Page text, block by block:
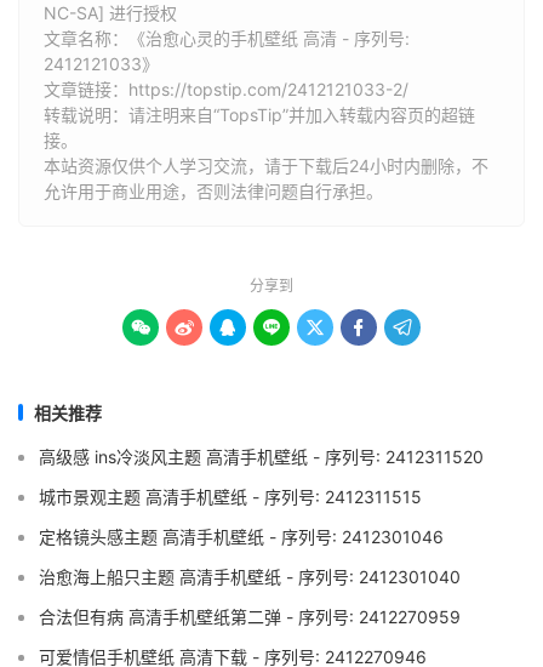
NC-SA] 进行授权
文章名称：《治愈心灵的手机壁纸 高清 - 序列号:
2412121033》
文章链接： https://topstip.com/2412121033-2/
转载说明：请注明来自“TopsTip”并加入转载内容页的超链
接。
本站资源仅供个人学习交流，请于下载后24小时内删除，不
允许用于商业用途，否则法律问题自行承担。
分享到
      
相关推荐
高级感 ins冷淡风主题 高清手机壁纸 - 序列号: 2412311520
城市景观主题 高清手机壁纸 - 序列号: 2412311515
定格镜头感主题 高清手机壁纸 - 序列号: 2412301046
治愈海上船只主题 高清手机壁纸 - 序列号: 2412301040
合法但有病 高清手机壁纸第二弹 - 序列号: 2412270959
可爱情侣手机壁纸 高清下载 - 序列号: 2412270946